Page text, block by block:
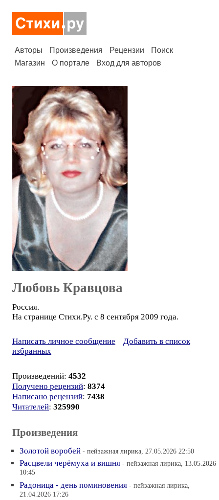
Авторы Произведения Рецензии
Поиск
Магазин
О портале Вход для авторов
Любовь Кравцова
Россия.
На странице Стихи.Ру. с 8 сентября 2009 года.
Написать личное сообщение
Добавить в список
избранных
Произведений: 4532
Получено рецензий: 8374
Написано рецензий: 7438
Читателей: 325990
Произведения
Золотой воробей - пейзажная лирика, 27.05.2026 22:50
Расцвели черёмуха и вишня - пейзажная лирика, 13.05.2026
10:45
Радоница - день поминовения - пейзажная лирика,
21.04.2026 17:26